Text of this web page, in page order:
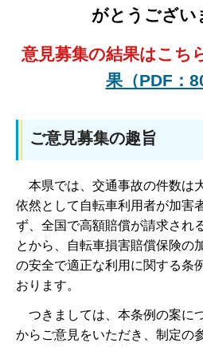
がとうござい
意見募集の結果はこち
果（PDF：
ご意見募集の趣旨
本県では、交通事故の件数は
依然として自転車利用者が加害
ず、全国で高額賠償が請求され
とから、自転車損害賠償保険の
の安全で適正な利用に関する条
おります。
つきましては、本条例の案に
からご意見をいただき、制定の